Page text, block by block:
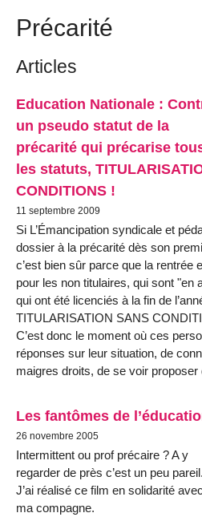
Précarité
Articles
Education Nationale :
un pseudo statut de la
précarité qui précarise
les statuts,
CONDITIONS !
11 septembre 2009
Si L’Émancipation syndicale et
dossier à la précarité dès son
c’est bien sûr parce que la rentrée
pour les non titulaires, qui sont "en
qui ont été licenciés à la fin de
TITULARISATION SANS
C’est donc le moment où ces
réponses sur leur situation, de
maigres droits, de se voir
Les fantômes de
26 novembre 2005
Intermittent ou prof précaire ? A y
regarder de près c’est un peu
J’ai réalisé ce film en solidarité avec
ma compagne.